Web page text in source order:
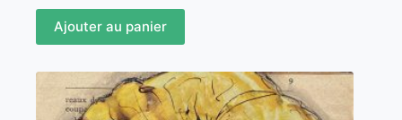
était :
30,00€.
est :
15,00€.
Ajouter au panier